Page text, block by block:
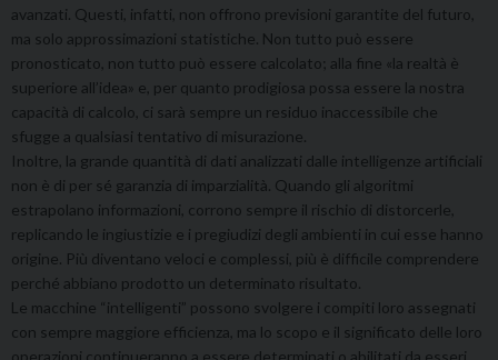
avanzati. Questi, infatti, non offrono previsioni garantite del futuro,
ma solo approssimazioni statistiche. Non tutto può essere
pronosticato, non tutto può essere calcolato; alla fine «la realtà è
superiore all’idea» e, per quanto prodigiosa possa essere la nostra
capacità di calcolo, ci sarà sempre un residuo inaccessibile che
sfugge a qualsiasi tentativo di misurazione.
Inoltre, la grande quantità di dati analizzati dalle intelligenze artificiali
non è di per sé garanzia di imparzialità. Quando gli algoritmi
estrapolano informazioni, corrono sempre il rischio di distorcerle,
replicando le ingiustizie e i pregiudizi degli ambienti in cui esse hanno
origine. Più diventano veloci e complessi, più è difficile comprendere
perché abbiano prodotto un determinato risultato.
Le macchine “intelligenti” possono svolgere i compiti loro assegnati
con sempre maggiore efficienza, ma lo scopo e il significato delle loro